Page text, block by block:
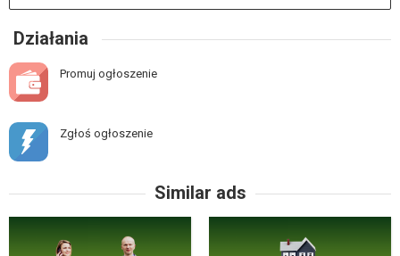
Działania
Promuj ogłoszenie
Zgłoś ogłoszenie
Similar ads